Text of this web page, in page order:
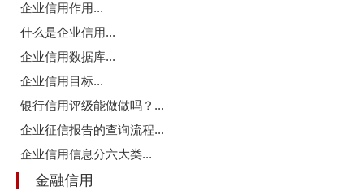
企业信用作用...
什么是企业信用...
企业信用数据库...
企业信用目标...
银行信用评级能做做吗？...
企业征信报告的查询流程...
企业信用信息分六大类...
金融信用